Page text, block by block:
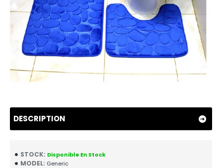
DESCRIPTION
STOCK: Disponible En Stock
MODEL: Generic